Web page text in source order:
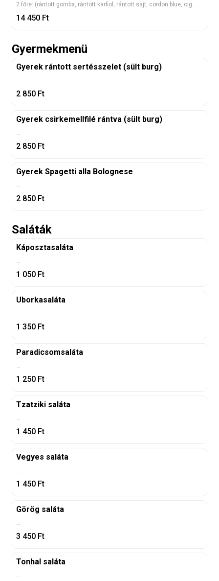
2 főre: (rántott gomba, rántott karfiol, rántott sajt, cordon blue, cigánypecsenye, roston csirkemellfilé, rántott szelet, tartármártás, sült burgonya, jázmin rizs)
14 450 Ft
Gyermekmenü
Gyerek rántott sertésszelet (sült burg)
...
2 850 Ft
Gyerek csirkemellfilé rántva (sült burg)
...
2 850 Ft
Gyerek Spagetti alla Bolognese
...
2 850 Ft
Saláták
Káposztasaláta
...
1 050 Ft
Uborkasaláta
...
1 350 Ft
Paradicsomsaláta
...
1 250 Ft
Tzatziki saláta
...
1 450 Ft
Vegyes saláta
...
1 450 Ft
Görög saláta
...
3 450 Ft
Tonhal saláta
...